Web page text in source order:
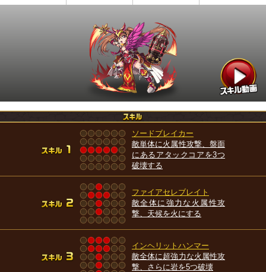
ソードブレイカー
敵単体に火属性攻撃、盤面
にあるアタックコアを3つ
破壊する
ファイアセレブレイト
敵全体に強力な火属性攻
撃、天候を火にする
インヘリットハンマー
敵全体に超強力な火属性攻
撃、さらに岩を5つ破壊